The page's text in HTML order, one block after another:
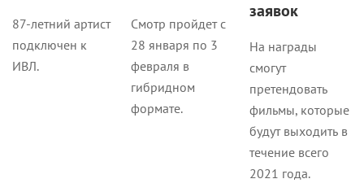
ИВЛ.
февраля в
гибридном
формате.
На награды
претендовать
фильмы, которые
будут выходить в
течение всего
2021 года.